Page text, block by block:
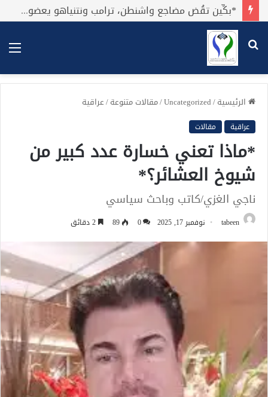
*بكِّين تقُض مضاجع واشنطن، ترامب ونتنياهو يعضون على أصابِعهُم وليس بيدهم حيلَة!.*
بحث
عن
الرئيسية/
Uncategorized
/مقالات متنوعة/عراقية
عراقية مقالات
*ماذا تعني خسارة عدد كبير من
شيوخ العشائر؟*
ناجي الغزي/كاتب وباحث سياسي
tabeen نوفمبر 17, 2025 0
89